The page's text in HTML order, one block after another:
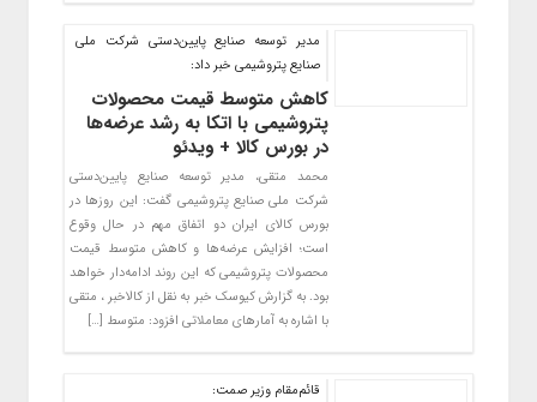
مدیر توسعه صنایع پایین‌دستی شرکت ملی
صنایع پتروشیمی خبر داد:
کاهش متوسط قیمت محصولات
پتروشیمی با اتکا به رشد عرضه‌ها
در بورس کالا + ویدئو
محمد متقی، مدیر توسعه صنایع پایین‌دستی
شرکت ملی صنایع پتروشیمی گفت: این روزها در
بورس کالای ایران دو اتفاق مهم در حال وقوع
است؛ افزایش عرضه‌ها و کاهش متوسط قیمت
محصولات پتروشیمی که این روند ادامه‌دار خواهد
بود. به گزارش کیوسک خبر به نقل از کالاخبر ، متقی
با اشاره به آمارهای معاملاتی افزود: متوسط […]
قائم‌مقام وزیر صمت: